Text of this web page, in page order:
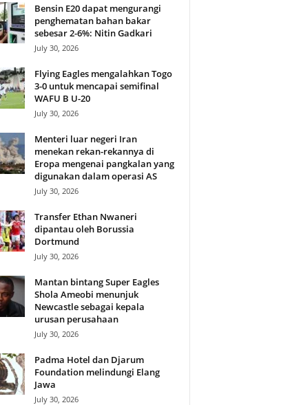
Bensin E20 dapat mengurangi
penghematan bahan bakar
sebesar 2-6%: Nitin Gadkari
July 30, 2026
Flying Eagles mengalahkan Togo
3-0 untuk mencapai semifinal
WAFU B U-20
July 30, 2026
Menteri luar negeri Iran
menekan rekan-rekannya di
Eropa mengenai pangkalan yang
digunakan dalam operasi AS
July 30, 2026
Transfer Ethan Nwaneri
dipantau oleh Borussia
Dortmund
July 30, 2026
Mantan bintang Super Eagles
Shola Ameobi menunjuk
Newcastle sebagai kepala
urusan perusahaan
July 30, 2026
Padma Hotel dan Djarum
Foundation melindungi Elang
Jawa
July 30, 2026